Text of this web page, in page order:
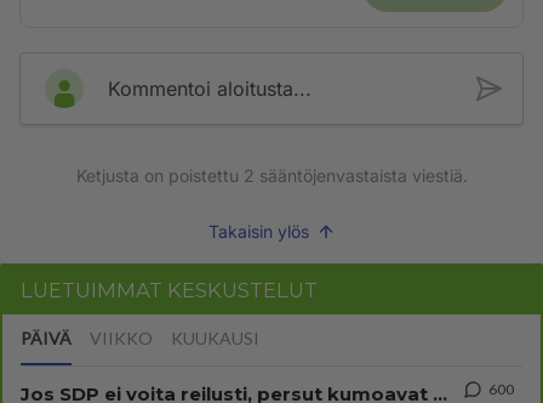
Kommentoi aloitusta...
Ketjusta on poistettu 2 sääntöjenvastaista viestiä.
Takaisin ylös
LUETUIMMAT KESKUSTELUT
PÄIVÄ VIIKKO KUUKAUSI
Jos SDP ei voita reilusti, persut kumoavat demokratian Suomesta
600